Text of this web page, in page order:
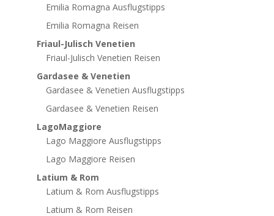
Emilia Romagna Ausflugstipps
Emilia Romagna Reisen
Friaul-Julisch Venetien
Friaul-Julisch Venetien Reisen
Gardasee & Venetien
Gardasee & Venetien Ausflugstipps
Gardasee & Venetien Reisen
LagoMaggiore
Lago Maggiore Ausflugstipps
Lago Maggiore Reisen
Latium & Rom
Latium & Rom Ausflugstipps
Latium & Rom Reisen